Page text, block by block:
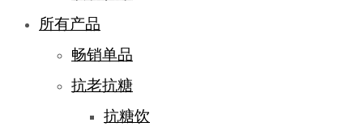
所有产品
畅销单品
抗老抗糖
抗糖饮